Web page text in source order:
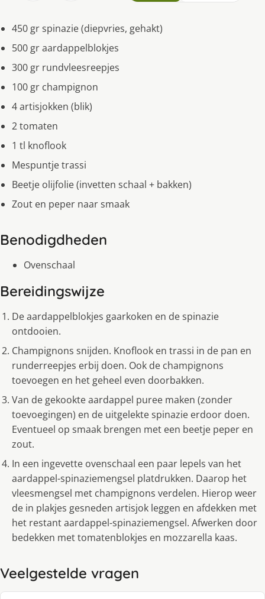
450 gr spinazie (diepvries, gehakt)
500 gr aardappelblokjes
300 gr rundvleesreepjes
100 gr champignon
4 artisjokken (blik)
2 tomaten
1 tl knoflook
Mespuntje trassi
Beetje olijfolie (invetten schaal + bakken)
Zout en peper naar smaak
Benodigdheden
Ovenschaal
Bereidingswijze
De aardappelblokjes gaarkoken en de spinazie
ontdooien.
Champignons snijden. Knoflook en trassi in de pan en
runderreepjes erbij doen. Ook de champignons
toevoegen en het geheel even doorbakken.
Van de gekookte aardappel puree maken (zonder
toevoegingen) en de uitgelekte spinazie erdoor doen.
Eventueel op smaak brengen met een beetje peper en
zout.
In een ingevette ovenschaal een paar lepels van het
aardappel-spinaziemengsel platdrukken. Daarop het
vleesmengsel met champignons verdelen. Hierop weer
de in plakjes gesneden artisjok leggen en afdekken met
het restant aardappel-spinaziemengsel. Afwerken door
bedekken met tomatenblokjes en mozzarella kaas.
Veelgestelde vragen